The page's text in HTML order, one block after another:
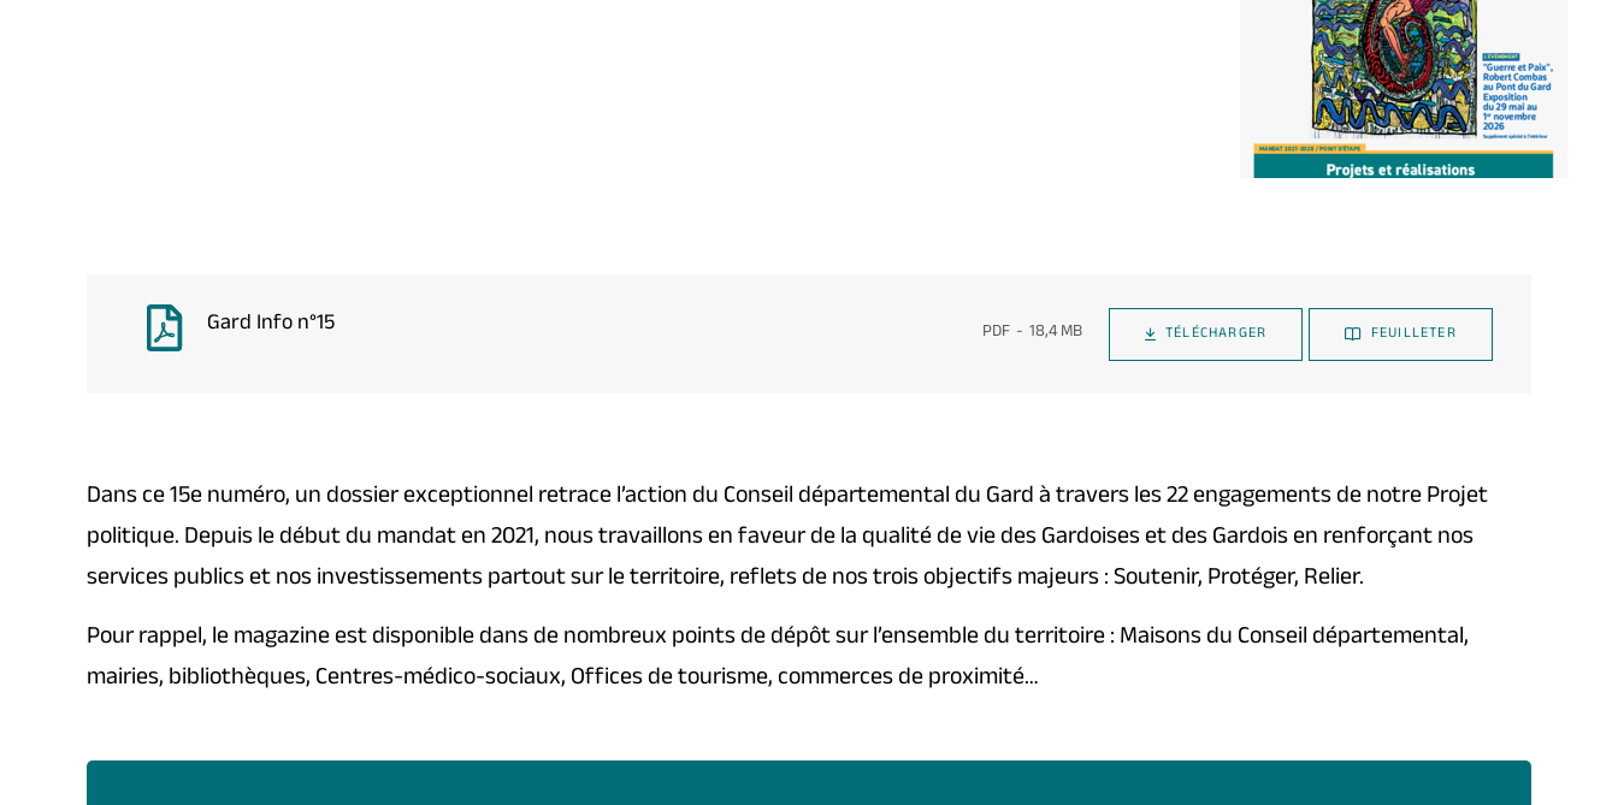
Gard Info n°15 PDF 18,4 MB TÉLÉCHARGER FEUILLETER
Dans ce 15e numéro, un dossier exceptionnel retrace l’action du Conseil départemental du Gard à travers les 22 engagements de notre Projet
politique. Depuis le début du mandat en 2021, nous travaillons en faveur de la qualité de vie des Gardoises et des Gardois en renforçant nos
services publics et nos investissements partout sur le territoire, reflets de nos trois objectifs majeurs : Soutenir, Protéger, Relier.
Pour rappel, le magazine est disponible dans de nombreux points de dépôt sur l’ensemble du territoire : Maisons du Conseil départemental,
mairies, bibliothèques, Centres-médico-sociaux, Offices de tourisme, commerces de proximité…